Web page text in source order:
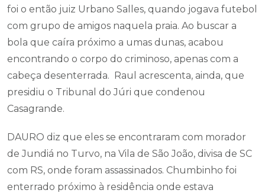
foi o então juiz Urbano Salles, quando jogava futebol
com grupo de amigos naquela praia. Ao buscar a
bola que caíra próximo a umas dunas, acabou
encontrando o corpo do criminoso, apenas com a
cabeça desenterrada. Raul acrescenta, ainda, que
presidiu o Tribunal do Júri que condenou
Casagrande.
DAURO diz que eles se encontraram com morador
de Jundiá no Turvo, na Vila de São João, divisa de SC
com RS, onde foram assassinados. Chumbinho foi
enterrado próximo à residência onde estava